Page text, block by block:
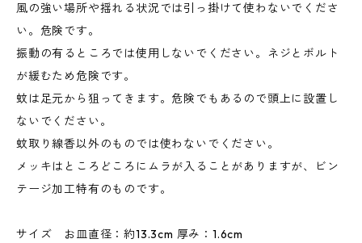
風の強い場所や揺れる状況では引っ掛けて使わないでくださ
い。危険です。
振動の有るところでは使用しないでください。ネジとボルト
が緩むため危険です。
蚊は足元から狙ってきます。危険でもあるので頭上に設置し
ないでください。
蚊取り線香以外のものでは使わないでください。
メッキはところどころにムラが入ることがありますが、ビン
テージ加工特有のものです。
サイズ お皿直径：約13.3cm 厚み：1.6cm